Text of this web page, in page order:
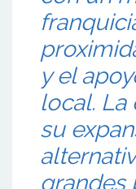
y el
local. La
su
grandes